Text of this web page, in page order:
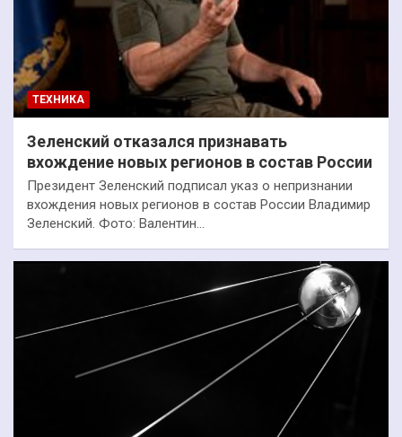
ТЕХНИКА
Зеленский отказался признавать
вхождение новых регионов в состав России
Президент Зеленский подписал указ о непризнании
вхождения новых регионов в состав России Владимир
Зеленский. Фото: Валентин…